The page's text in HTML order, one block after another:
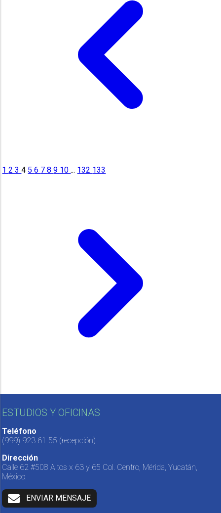
1234 56 789 10... 132 133
ESTUDIOS Y OFICINAS
Teléfono
(999) 923 61 55 (recepción)
Dirección
Calle 62 #508 Altos x 63 y 65 Col. Centro, Mérida, Yucatán,
México.
ENVIAR MENSAJE